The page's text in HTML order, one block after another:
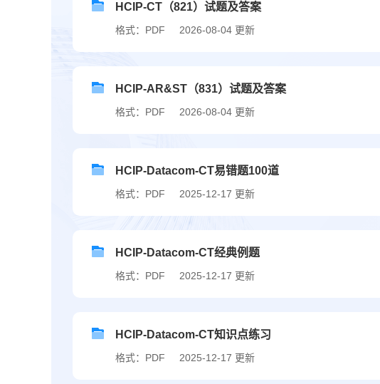
HCIP-CT（821）试题及答案
格式：PDF 2026-08-04 更新
HCIP-AR&ST（831）试题及答案
格式：PDF 2026-08-04 更新
HCIP-Datacom-CT易错题100道
格式：PDF 2025-12-17 更新
HCIP-Datacom-CT经典例题
格式：PDF 2025-12-17 更新
HCIP-Datacom-CT知识点练习
格式：PDF 2025-12-17 更新